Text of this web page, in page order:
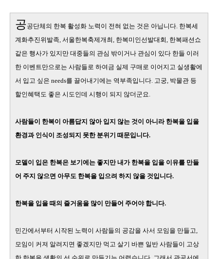
공공단체의 한복 활성화 노력이 전혀 없는 것은 아닙니다 한복세
계화추진위발족 서울한복축제개최 한복미인선발대회 한복패션쇼
같은 행사가 있지만 대중들의 관심 밖이거나 관심이 있다 한들 이러
한 이벤트만으로는 사람들로 하여금 실제 구매로 이어지고 실생활에
서 입고 싶은 needs를 끌어내기에는 역부족입니다 고궁 박물관 등
할인혜택도 좋은 시도인데 시행이 되지 않더군요
사람들이 한복이 아름답지 않아 입지 않는 것이 아니라 한복을 입을
환경과 인식이 조성되지 못한 분위기 때문입니다.
모델이 입은 한복은 보기에는 좋지만 내가 한복을 입을 이유를 만들
어 주지 않으면 아무도 한복을 입으려 하지 않을 것입니다.
한복을 입을 때의 즐거움을 많이 만들어 주어야 합니다.
민간에서부터 시작된 노력이 사람들의 공감을 사서 모임을 만들고
모임이 커져 알려지면 좋겠지만 먹고 살기 바쁜 일반 사람들이 고상